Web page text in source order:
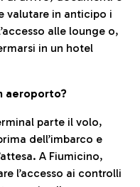
valutare in anticipo i
alle lounge o,
in un hotel
aeroporto?
parte il volo,
dell’imbarco e
A Fiumicino,
l’accesso ai controlli